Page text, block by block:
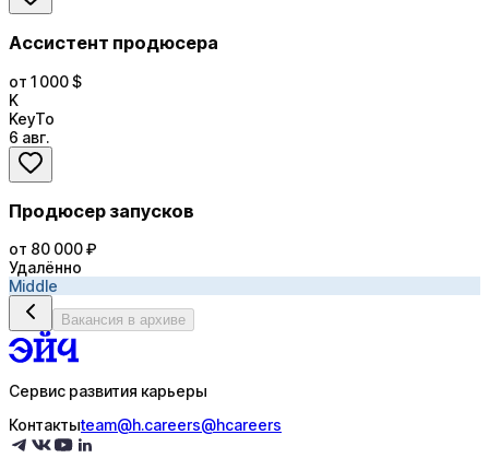
Ассистент продюсера
от 1 000 $
K
KeyTo
6 авг.
Продюсер запусков
от 80 000 ₽
Удалённо
Middle
Вакансия в архиве
Сервис развития карьеры
Контактыteam@h.careers@hcareers